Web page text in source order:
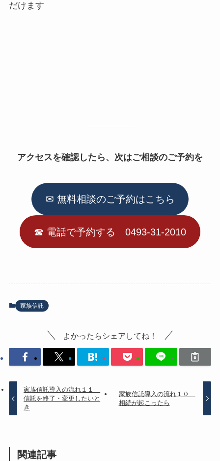
だけます
アクセスを確認したら、次はご相談のご予約を
✉ 無料相談のご予約はこちら
☎︎ 電話で予約する 0493-31-2010
家族信託
よかったらシェアしてね！
家族信託導入の流れ１１
信託を終了・変更したいと
き
家族信託導入の流れ１０
相続が起こったら
関連記事